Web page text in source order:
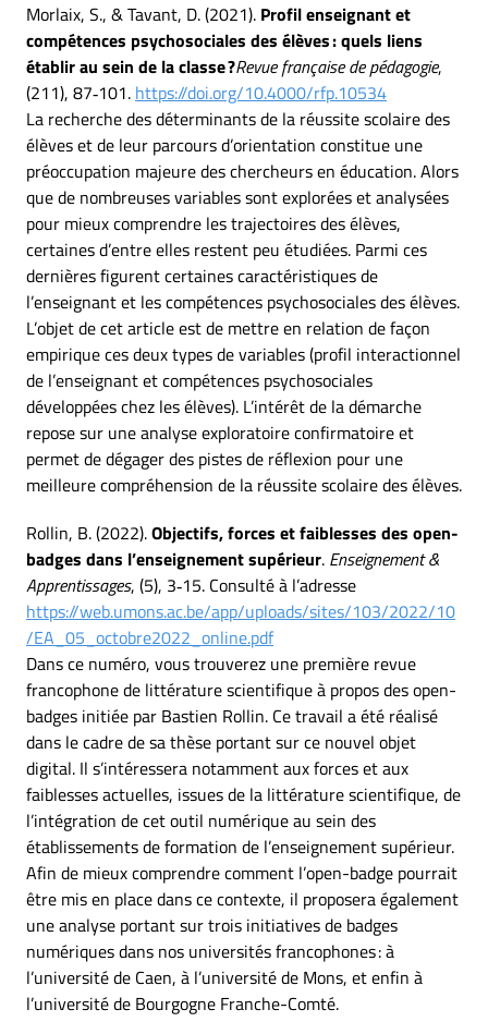
Morlaix, S., & Tavant, D. (2021). Profil enseignant et
compétences psychosociales des élèves : quels liens
établir au sein de la classe ?Revue française de pédagogie,
(211), 87‑101. https://doi.org/10.4000/rfp.10534
La recherche des déterminants de la réussite scolaire des
élèves et de leur parcours d’orientation constitue une
préoccupation majeure des chercheurs en éducation. Alors
que de nombreuses variables sont explorées et analysées
pour mieux comprendre les trajectoires des élèves,
certaines d’entre elles restent peu étudiées. Parmi ces
dernières figurent certaines caractéristiques de
l’enseignant et les compétences psychosociales des élèves.
L’objet de cet article est de mettre en relation de façon
empirique ces deux types de variables (profil interactionnel
de l’enseignant et compétences psychosociales
développées chez les élèves). L’intérêt de la démarche
repose sur une analyse exploratoire confirmatoire et
permet de dégager des pistes de réflexion pour une
meilleure compréhension de la réussite scolaire des élèves.
Rollin, B. (2022).Objectifs, forces et faiblesses des open-
badges dans l’enseignement supérieur. Enseignement &
Apprentissages, (5), 3‑15. Consulté à l’adresse
https://web.umons.ac.be/app/uploads/sites/103/2022/10
/EA_05_octobre2022_online.pdf
Dans ce numéro, vous trouverez une première revue
francophone de littérature scientifique à propos des open-
badges initiée par Bastien Rollin. Ce travail a été réalisé
dans le cadre de sa thèse portant sur ce nouvel objet
digital. Il s’intéressera notamment aux forces et aux
faiblesses actuelles, issues de la littérature scientifique, de
l’intégration de cet outil numérique au sein des
établissements de formation de l’enseignement supérieur.
Afin de mieux comprendre comment l’open-badge pourrait
être mis en place dans ce contexte, il proposera également
une analyse portant sur trois initiatives de badges
numériques dans nos universités francophones : à
l’université de Caen, à l’université de Mons, et enfin à
l’université de Bourgogne Franche-Comté.